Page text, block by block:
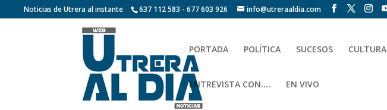
Noticias de Utrera al instante 637 112 583 - 677 603 926 info@utreraaldia.com
PORTADA POLÍTICA SUCESOS CULTURA
ENTREVISTA CON…. EN VIVO